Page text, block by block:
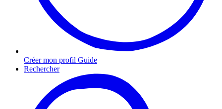
Créer mon profil Guide
Rechercher